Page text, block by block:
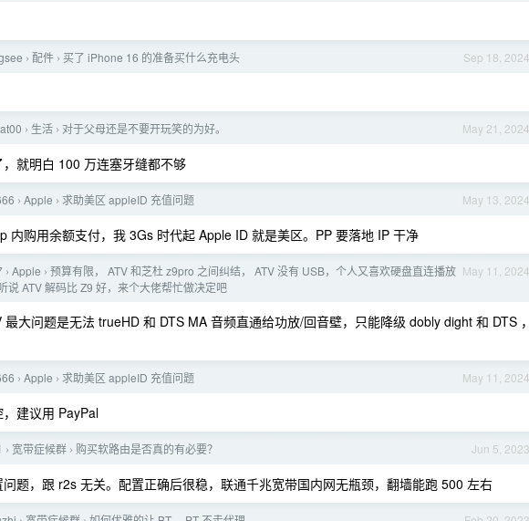
Sep 18, 2024
› 配件 › 买了 iPhone 16 的准备买什么充电头
May 21, 2024
› 生活 › 对于父母还是不要开玩笑的为好。
就明白 100 万连塞牙缝都不够
May 13, 2024
› Apple › 求助美区 appleID 充值问题
内购用余额支付，我 3Gs 时代起 Apple ID 就是美区。PP 要落地 IP 干净
May 11, 2024
› Apple › 预算有限， ATV 和芝杜 z9pro 之间纠结， ATV 没有 USB，个人又喜欢硬盘直连播放
说 ATV 解码比 Z9 好，来个大佬帮忙做决定吧
大问题是无法 trueHD 和 DTS MA 音频直通给功放/回音壁，只能降级 dobly dight 和 DTS ，
May 11, 2024
› Apple › 求助美区 appleID 充值问题
建议用 PayPal
Jun 5, 2023
› 宽带症候群 › 购买软路由是否真的有必要？
题，跟 r2s 无关。配置正确后很稳，联通千兆宽带国内网无瓶颈，翻墙能跑 500 左右